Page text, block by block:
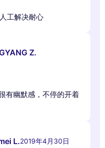
工解决耐心
Z.
有幽默感，不停的开着
L.2019年4月30日